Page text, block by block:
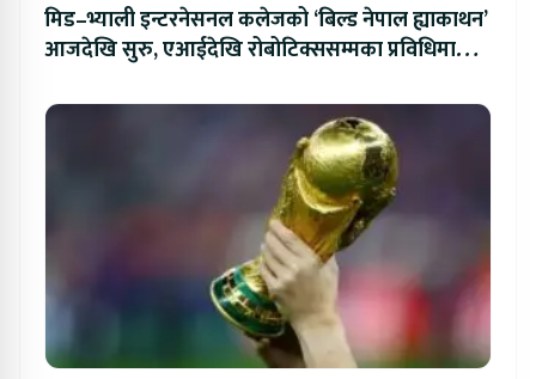
मिड–भ्याली इन्टरनेसनल कलेजको ‘बिल्ड नेपाल ह्याकाथन’
आजदेखि सुरु, एआईदेखि रोबोटिक्ससम्मका प्रविधिमा